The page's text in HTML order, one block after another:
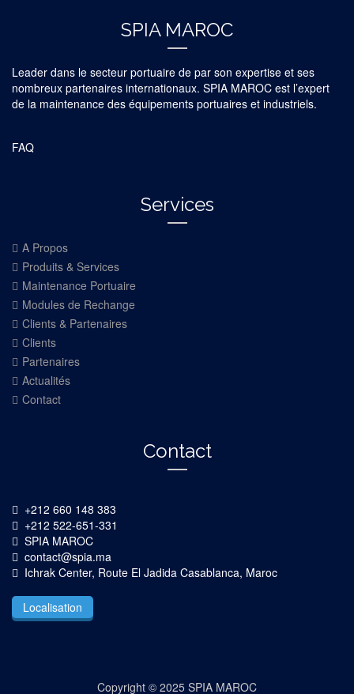
SPIA MAROC
Leader dans le secteur portuaire de par son expertise et ses
nombreux partenaires internationaux. SPIA MAROC est l’expert
de la maintenance des équipements portuaires et industriels.
FAQ
Services
A Propos
Produits & Services
Maintenance Portuaire
Modules de Rechange
Clients & Partenaires
Clients
Partenaires
Actualités
Contact
Contact
+212 660 148 383
+212 522-651-331
SPIA MAROC
contact@spia.ma
Ichrak Center, Route El Jadida Casablanca, Maroc
Localisation
Copyright © 2025 SPIA MAROC